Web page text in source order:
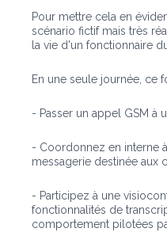
Pour mettre cela en
scénario fictif mais très
la vie d'un fonctionnaire
En une seule journée, ce
- Passer un appel GSM à
- Coordonnez en interne
messagerie destinée aux
- Participez à une
fonctionnalités de
comportement pilotées